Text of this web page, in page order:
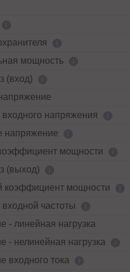
мощность
(вход)
напряжения
напряжение
мощности
(выход)
коэффициент мощности
частоты
- линейная нагрузка
- нелинейная нагрузка
входного тока